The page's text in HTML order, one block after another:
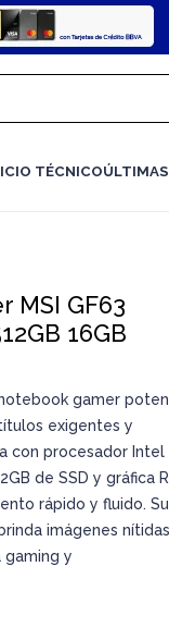
TÉCNICO
MSI GF63
16GB
notebook gamer
exigentes y
con procesador Intel
de SSD y gráfica
rápido y fluido. Su
imágenes
y